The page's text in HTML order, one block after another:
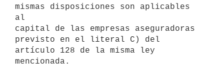
mismas disposiciones son aplicables
al
capital de las empresas aseguradoras
previsto en el literal C) del
artículo 128 de la misma ley
mencionada.